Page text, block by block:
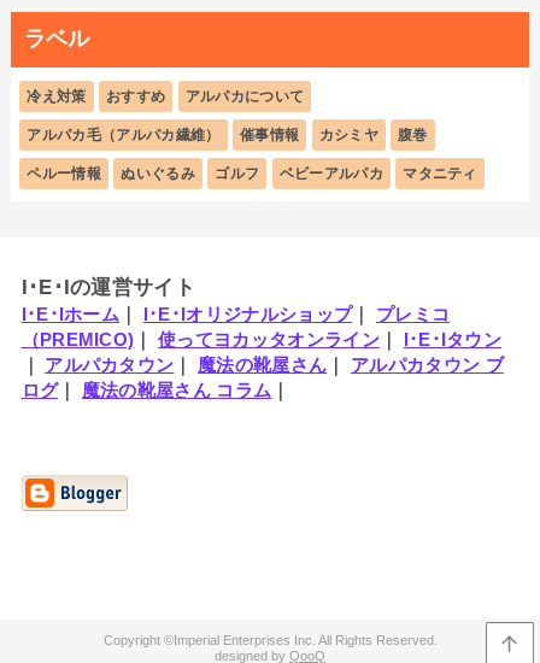
ラベル
冷え対策 おすすめ アルパカについて
アルパカ毛（アルパカ繊維） 催事情報 カシミヤ 腹巻
ペルー情報 ぬいぐるみ ゴルフ ベビーアルパカ マタニティ
I･E･Iの運営サイト
I･E･Iホーム I･E･Iオリジナルショップ｜ プレミコ
（PREMICO) ｜使ってヨカッタオンライン｜ I･E･Iタウン
アルパカタウン 魔法の靴屋さん
アルパカタウン ブ
ログ｜ 魔法の靴屋さん コラム
Imperial Enterprises Inc.
QooQ